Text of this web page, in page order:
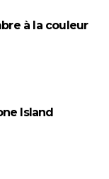
à la couleur
Island